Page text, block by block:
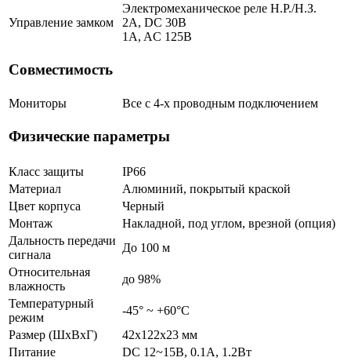
Управление замком
Электромеханическое реле Н.Р./Н.З.
2A, DC 30В
1A, AC 125В
Совместимость
Мониторы Все с 4-х проводным подключением
Физические параметры
Класс защиты
IP66
Материал
Алюминий, покрытый краской
Цвет корпуса
Черный
Монтаж
Накладной, под углом, врезной (опция)
Дальность передачи
сигнала
До 100 м
Относительная
влажность
до 98%
Температурный
режим
-45° ~ +60°С
Размер (ШxВxГ)
42x122x23 мм
Питание
DC 12~15В, 0.1А, 1.2Вт